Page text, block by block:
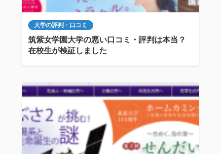
大学の評判・口コミ
筑紫女学園大学の悪い口コミ・評判は本当？
在校生が検証しました